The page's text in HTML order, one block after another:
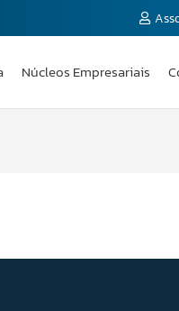
Núcleos Empresariais